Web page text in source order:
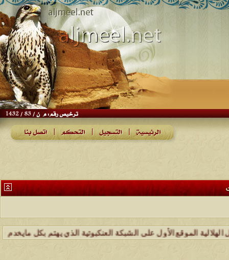
على الشبكة العنكبوتية الذي يهتم بكل مايخدم قبيلة الجميل (